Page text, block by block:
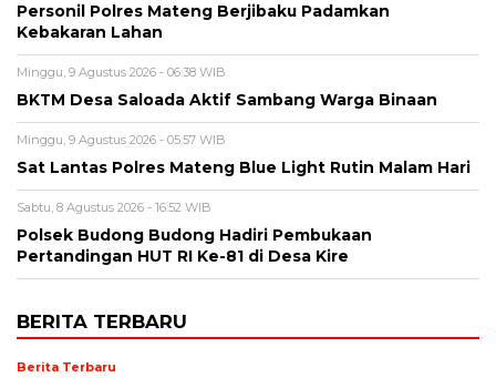
Personil Polres Mateng Berjibaku Padamkan
Kebakaran Lahan
Minggu, 9 Agustus 2026 - 06:38 WIB
BKTM Desa Saloada Aktif Sambang Warga Binaan
Minggu, 9 Agustus 2026 - 05:57 WIB
Sat Lantas Polres Mateng Blue Light Rutin Malam Hari
Sabtu, 8 Agustus 2026 - 16:52 WIB
Polsek Budong Budong Hadiri Pembukaan
Pertandingan HUT RI Ke-81 di Desa Kire
BERITA TERBARU
Berita Terbaru